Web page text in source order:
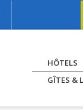
HÔTELS
GÎTES &